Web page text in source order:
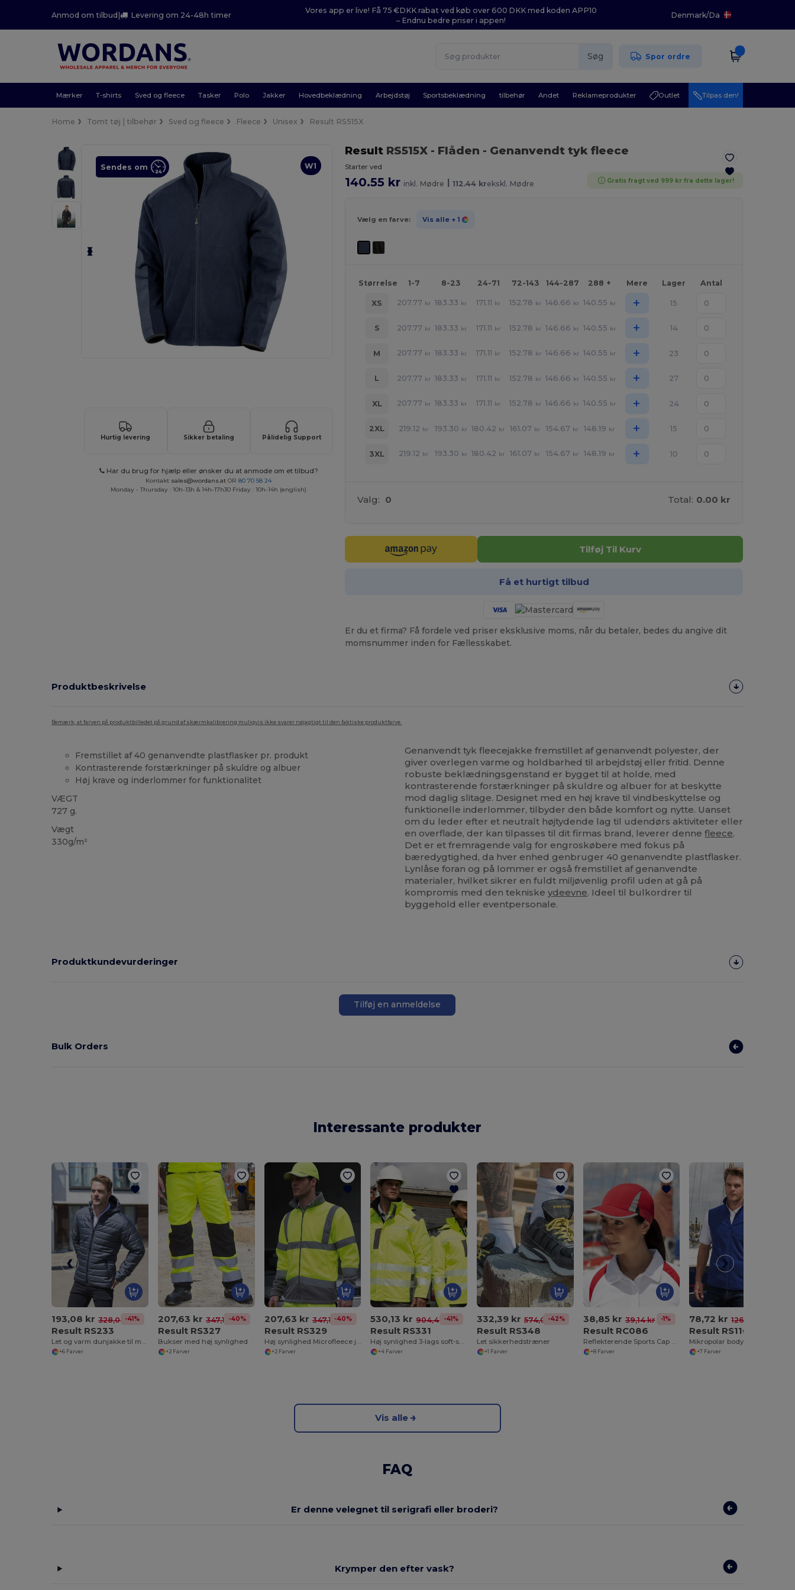
Anmod om tilbud| Levering om 24-48h timer
Vores app er live! Få 75 €DKK rabat ved køb over 600 DKK med koden APP10
– Endnu bedre priser i appen!
Denmark/Da
Søg Spor ordre
Mærker T-shirts Sved og fleece Tasker Polo Jakker Hovedbeklædning Arbejdstøj Sportsbeklædning tilbehør Andet Reklameprodukter Outlet Tilpas den!
Home Tomt tøj | tilbehør Sved og fleece Fleece Unisex Result RS515X
W1
Sendes om
Hurtig levering Sikker betaling Pålidelig Support
Har du brug for hjælp eller ønsker du at anmode om et tilbud?
Kontakt sales@wordans.at OR80 70 58 24
Monday - Thursday : 10h-13h & 14h-17h30 Friday : 10h-14h (english)
ResultRS515X - Flåden - Genanvendt tyk fleece
Starter ved
140.55 kr inkl. Mødre | 112.44 krekskl. Mødre Gratis fragt ved 999 kr fra dette lager!
Vælg en farve: Vis alle + 1
Størrelse 1-7 8-23 24-71 72-143 144-287 288 + Mere Lager Antal
XS 207.77 kr 183.33 kr 171.11 kr 152.78 kr 146.66 kr 140.55 kr + 15
S 207.77 kr 183.33 kr 171.11 kr 152.78 kr 146.66 kr 140.55 kr + 14
M 207.77 kr 183.33 kr 171.11 kr 152.78 kr 146.66 kr 140.55 kr + 23
L 207.77 kr 183.33 kr 171.11 kr 152.78 kr 146.66 kr 140.55 kr + 27
XL 207.77 kr 183.33 kr 171.11 kr 152.78 kr 146.66 kr 140.55 kr + 24
2XL 219.12 kr 193.30 kr 180.42 kr 161.07 kr 154.67 kr 148.19 kr + 15
3XL 219.12 kr 193.30 kr 180.42 kr 161.07 kr 154.67 kr 148.19 kr + 10
Valg: 0 Total: 0.00 kr
Tilføj Til Kurv
Få et hurtigt tilbud
Er du et firma? Få fordele ved priser eksklusive moms, når du betaler, bedes du angive dit
momsnummer inden for Fællesskabet.
Produktbeskrivelse
Bemærk, at farven på produktbilledet på grund af skærmkalibrering muligvis ikke svarer nøjagtigt til den faktiske produktfarve.
Fremstillet af 40 genanvendte plastflasker pr. produkt
Kontrasterende forstærkninger på skuldre og albuer
Høj krave og inderlommer for funktionalitet
VÆGT
727 g.
Vægt
330g/m²
Genanvendt tyk fleecejakke fremstillet af genanvendt polyester, der
giver overlegen varme og holdbarhed til arbejdstøj eller fritid. Denne
robuste beklædningsgenstand er bygget til at holde, med
kontrasterende forstærkninger på skuldre og albuer for at beskytte
mod daglig slitage. Designet med en høj krave til vindbeskyttelse og
funktionelle inderlommer, tilbyder den både komfort og nytte. Uanset
om du leder efter et neutralt højtydende lag til udendørs aktiviteter eller
en overflade, der kan tilpasses til dit firmas brand, leverer dennefleece.
Det er et fremragende valg for engroskøbere med fokus på
bæredygtighed, da hver enhed genbruger 40 genanvendte plastflasker.
Lynlåse foran og på lommer er også fremstillet af genanvendte
materialer, hvilket sikrer en fuldt miljøvenlig profil uden at gå på
kompromis med den tekniskeydeevne. Ideel til bulkordrer til
byggehold eller eventpersonale.
Produktkundevurderinger
Tilføj en anmeldelse
Bulk Orders
Interessante produkter
193,08 kr 328,03 kr
-41%
Result RS233
Let og varm dunjakke til mænd
+6 Farver
207,63 kr 347,16 kr
-40%
Result RS327
Bukser med høj synlighed
+2 Farver
207,63 kr 347,16 kr
-40%
Result RS329
Høj synlighed Microfleece jakke
+2 Farver
530,13 kr 904,43 kr
-41%
Result RS331
Høj synlighed 3-lags soft-shell jakke
+4 Farver
332,39 kr 574,07 kr
-42%
Result RS348
Let sikkerhedstræner
+1 Farver
38,85 kr 39,14 kr -1%
Result RC086
Reflekterende Sports Cap med Hurtigtørrende Paneler
+8 Farver
78,72 kr 126,59 kr
Result RS116
Mikropolar bodywarmer
+7 Farver
Vis alle
FAQ
Er denne velegnet til serigrafi eller broderi?
Krymper den efter vask?